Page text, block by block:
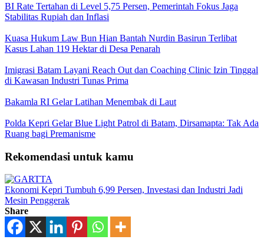
BI Rate Tertahan di Level 5,75 Persen, Pemerintah Fokus Jaga
Stabilitas Rupiah dan Inflasi
Kuasa Hukum Law Bun Hian Bantah Nurdin Basirun Terlibat
Kasus Lahan 119 Hektar di Desa Penarah
Imigrasi Batam Layani Reach Out dan Coaching Clinic Izin Tinggal
di Kawasan Industri Tunas Prima
Bakamla RI Gelar Latihan Menembak di Laut
Polda Kepri Gelar Blue Light Patrol di Batam, Dirsamapta: Tak Ada
Ruang bagi Premanisme
Rekomendasi untuk kamu
Ekonomi Kepri Tumbuh 6,99 Persen, Investasi dan Industri Jadi
Mesin Penggerak
Share